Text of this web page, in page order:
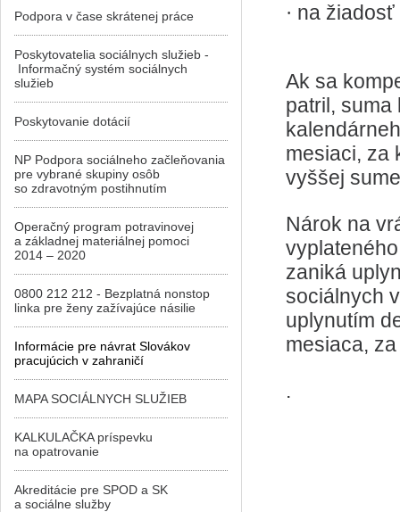
· na žiadosť
Ak sa
patril,
mesiaci, za
vyššej
Nárok na
zaniká
sociálnych
uplynutím
mesiaca,
.
Podpora v čase skrátenej práce
Poskytovatelia sociálnych služieb -
Informačný systém sociálnych
služieb
Poskytovanie dotácií
NP Podpora sociálneho začleňovania
pre vybrané skupiny osôb
so zdravotným postihnutím
Operačný program potravinovej
a základnej materiálnej pomoci
2014 – 2020
0800 212 212 - Bezplatná nonstop
linka pre ženy zažívajúce násilie
Informácie pre návrat Slovákov
pracujúcich v zahraničí
MAPA SOCIÁLNYCH SLUŽIEB
KALKULAČKA príspevku
na opatrovanie
Akreditácie pre SPOD a SK
a sociálne služby